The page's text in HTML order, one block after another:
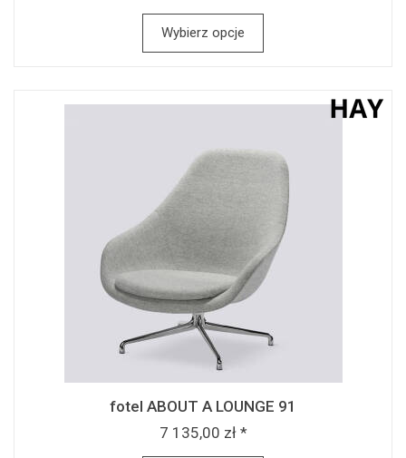
Wybierz opcje
fotel ABOUT A LOUNGE 91
7 135,00 zł *